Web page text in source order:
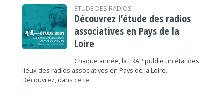
ÉTUDE DES RADIOS
Découvrez l’étude des radios
associatives en Pays de la
Loire
Chaque année, la FRAP publie un état des
lieux des radios associatives en Pays de la Loire.
Découvrez, dans cette…